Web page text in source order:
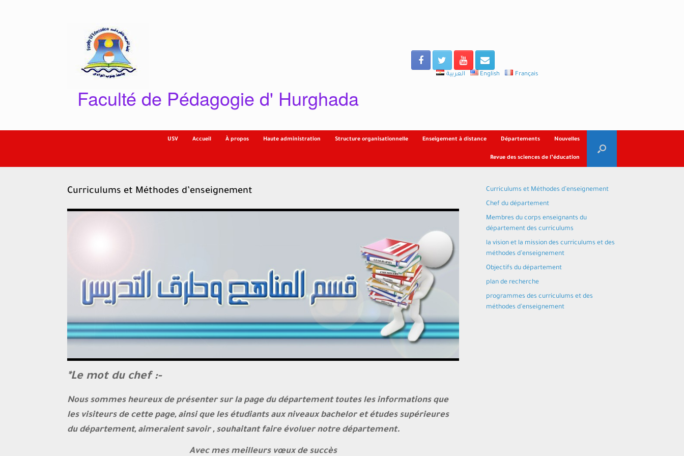
Faculté de Pédagogie d' Hurghada
العربية English Français
USV Accueil À propos Haute administration Structure organisationnelle Enseigement à distance Départements Nouvelles
Revue des sciences de l’éducation
Curriculums et Méthodes d’enseignement
*Le mot du chef :-
Nous sommes heureux de présenter sur la page du département toutes les informations que
les visiteurs de cette page, ainsi que les étudiants aux niveaux bachelor et études supérieures
du département, aimeraient savoir , souhaitant faire évoluer notre département.
Avec mes meilleurs vœux de succès
Curriculums et Méthodes d’enseignement
Chef du département
Membres du corps enseignants du
département des curriculums
la vision et la mission des curriculums et des
méthodes d’enseignement
Objectifs du département
plan de recherche
programmes des curriculums et des
méthodes d’enseignement